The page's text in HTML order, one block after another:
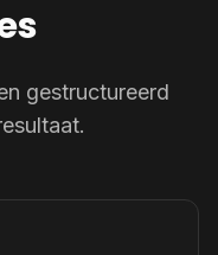
gestructureerd